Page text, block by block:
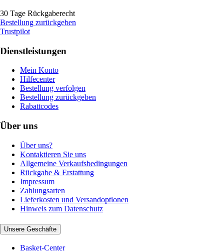
30 Tage Rückgaberecht
Bestellung zurückgeben
Trustpilot
Dienstleistungen
Mein Konto
Hilfecenter
Bestellung verfolgen
Bestellung zurückgeben
Rabattcodes
Über uns
Über uns?
Kontaktieren Sie uns
Allgemeine Verkaufsbedingungen
Rückgabe & Erstattung
Impressum
Zahlungsarten
Lieferkosten und Versandoptionen
Hinweis zum Datenschutz
Unsere Geschäfte
Basket-Center